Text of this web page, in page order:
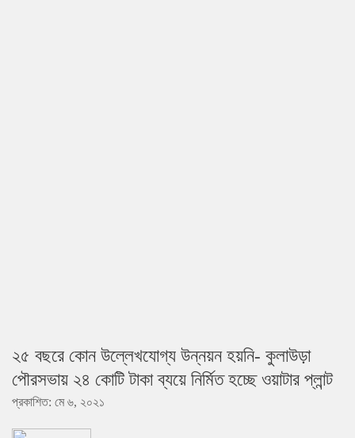
২৫ বছরে কোন উল্লেখযোগ্য উন্নয়ন হয়নি- কুলাউড়া
পৌরসভায় ২৪ কোটি টাকা ব্যয়ে নির্মিত হচ্ছে ওয়াটার প্লান্ট
প্রকাশিত: মে ৬, ২০২১